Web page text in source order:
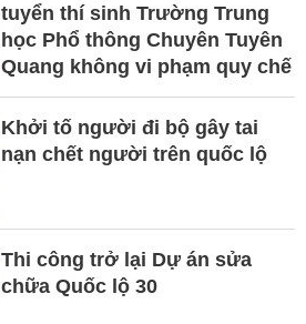
tuyển thí sinh Trường Trung
học Phổ thông Chuyên Tuyên
Quang không vi phạm quy chế
Khởi tố người đi bộ gây tai
nạn chết người trên quốc lộ
Thi công trở lại Dự án sửa
chữa Quốc lộ 30